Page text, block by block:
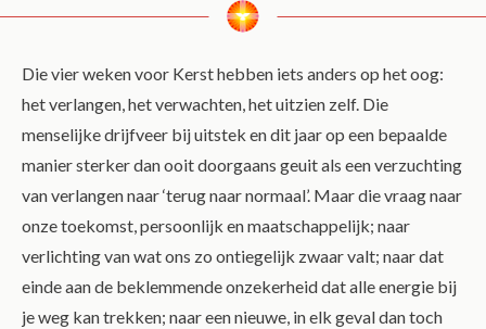
Die vier weken voor Kerst hebben iets anders op het oog:
het verlangen, het verwachten, het uitzien zelf. Die
menselijke drijfveer bij uitstek en dit jaar op een bepaalde
manier sterker dan ooit doorgaans geuit als een verzuchting
van verlangen naar ‘terug naar normaal’. Maar die vraag naar
onze toekomst, persoonlijk en maatschappelijk; naar
verlichting van wat ons zo ontiegelijk zwaar valt; naar dat
einde aan de beklemmende onzekerheid dat alle energie bij
je weg kan trekken; naar een nieuwe, in elk geval dan toch